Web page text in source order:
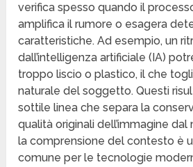
verifica spesso quando il
amplifica il rumore o esagera
caratteristiche. Ad esempio, un
dall’intelligenza artificiale (IA)
troppo liscio o plastico, il che
naturale del soggetto. Questi
sottile linea che separa la
qualità originali dell’immagine dal
la comprensione del contesto è
comune per le tecnologie